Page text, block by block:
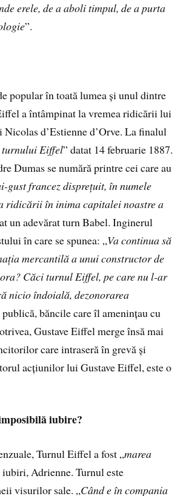
erele, de a aboli timpul, de a purta
”.
popular în toată lumea și unul dintre
a întâmpinat la vremea ridicării lui
d’Estienne d’Orve. La finalul
Eiffel” datat 14 februarie 1887.
Dumas se numără printre cei care au
gust francez disprețuit, în numele
ridicării în inima capitalei noastre a
un adevărat turn Babel. Inginerul
în care se spunea: „Va continua să
mercantilă a unui constructor de
Căci turnul Eiffel, pe care nu l-ar
nicio îndoială, dezonorarea
băncile care îl amenințau cu
Gustave Eiffel merge însă mai
care intraseră în grevă și
acțiunilor lui Gustave Eiffel, este o
iubire?
Turnul Eiffel a fost „marea
Adrienne. Turnul este
visurilor sale. „Când e în compania